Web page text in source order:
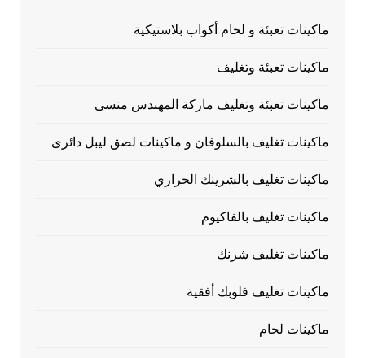
ماكينات تعبئة و لحام أكواب بلاستيكية
ماكينات تعبئة وتغليف
ماكينات تعبئة وتغليف ماركة المهندس منسى
ماكينات تغليف بالسلوفان و ماكينات لصق ليبل دائرى
ماكينات تغليف بالشرينك الحراري
ماكينات تغليف بالفاكيوم
ماكينات تغليف شرنك
ماكينات تغليف فلوبك أفقية
ماكينات لحام